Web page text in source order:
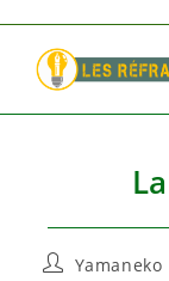
content
Auteur/autrice
Yamaneko